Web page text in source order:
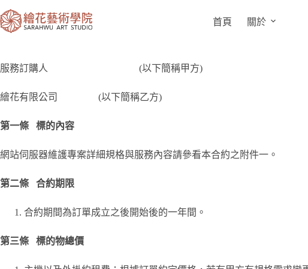
首頁 關於
服務訂購人 (以下簡稱甲方)
繪花有限公司 (以下簡稱乙方)
第一條 標的內容
網站伺服器維護專案詳細規格與服務內容請參看本合約之附件一。
第二條 合約期限
合約期間為訂單成立之後開始後的一年間。
第三條 標的物總價